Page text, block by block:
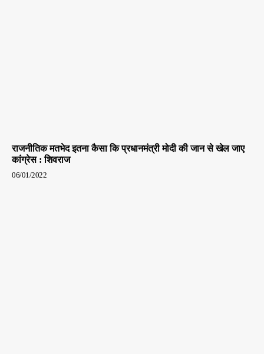
राजनीतिक मतभेद इतना कैसा कि प्रधानमंत्री मोदी की जान से खेल जाए
कांग्रेस : शिवराज
06/01/2022